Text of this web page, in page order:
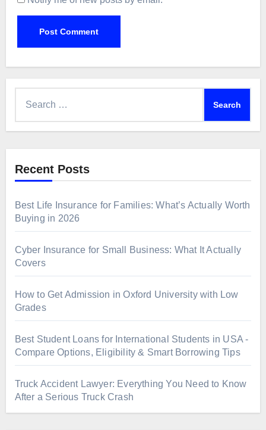
Recent Posts
Best Life Insurance for Families: What’s Actually Worth
Buying in 2026
Cyber Insurance for Small Business: What It Actually
Covers
How to Get Admission in Oxford University with Low
Grades
Best Student Loans for International Students in USA -
Compare Options, Eligibility & Smart Borrowing Tips
Truck Accident Lawyer: Everything You Need to Know
After a Serious Truck Crash